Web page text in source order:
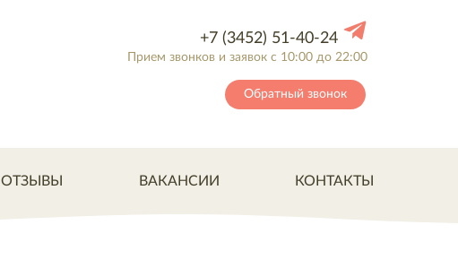
+7 (3452) 51-40-24
Прием звонков и заявок с 10:00 до 22:00
Обратный звонок
ОТЗЫВЫ ВАКАНСИИ КОНТАКТЫ